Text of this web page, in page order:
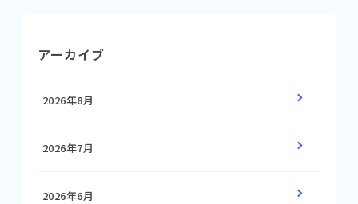
アーカイブ
2026年8月
2026年7月
2026年6月